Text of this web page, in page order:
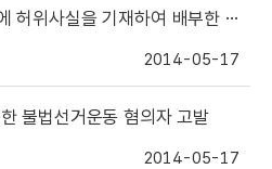
사실을 기재하여 배부한 예비후보자 고발
2014-05-17
불법선거운동 혐의자 고발
2014-05-17